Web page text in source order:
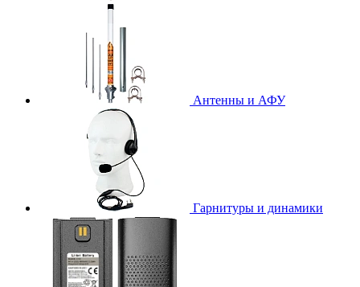
Антенны и АФУ
Гарнитуры и динамики